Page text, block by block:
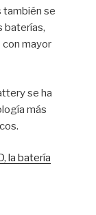
también se
baterías,
con mayor
se ha
más
la batería